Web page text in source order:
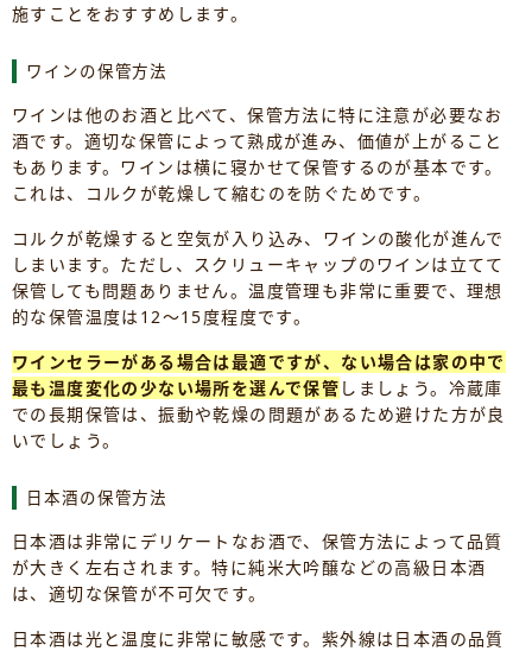
施すことをおすすめします。
ワインの保管方法
ワインは他のお酒と比べて、保管方法に特に注意が必要なお
酒です。適切な保管によって熟成が進み、価値が上がること
もあります。ワインは横に寝かせて保管するのが基本です。
これは、コルクが乾燥して縮むのを防ぐためです。
コルクが乾燥すると空気が入り込み、ワインの酸化が進んで
しまいます。ただし、スクリューキャップのワインは立てて
保管しても問題ありません。温度管理も非常に重要で、理想
的な保管温度は12～15度程度です。
ワインセラーがある場合は最適ですが、ない場合は家の中で
最も温度変化の少ない場所を選んで保管 しましょう。冷蔵庫
での長期保管は、振動や乾燥の問題があるため避けた方が良
いでしょう。
日本酒の保管方法
日本酒は非常にデリケートなお酒で、保管方法によって品質
が大きく左右されます。特に純米大吟醸などの高級日本酒
は、適切な保管が不可欠です。
日本酒は光と温度に非常に敏感です。紫外線は日本酒の品質